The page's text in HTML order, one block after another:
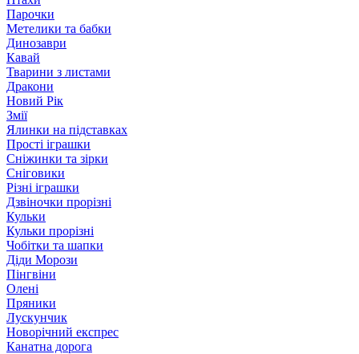
Парочки
Метелики та бабки
Динозаври
Кавай
Тварини з листами
Дракони
Новий Рік
Змії
Ялинки на підставках
Прості іграшки
Сніжинки та зірки
Сніговики
Різні іграшки
Дзвіночки прорізні
Кульки
Кульки прорізні
Чобітки та шапки
Діди Морози
Пінгвіни
Олені
Пряники
Лускунчик
Новорічний експрес
Канатна дорога